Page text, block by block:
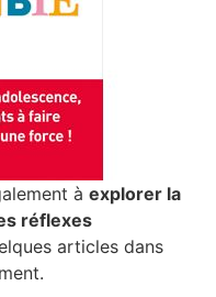
à explorer la
réflexes
articles dans